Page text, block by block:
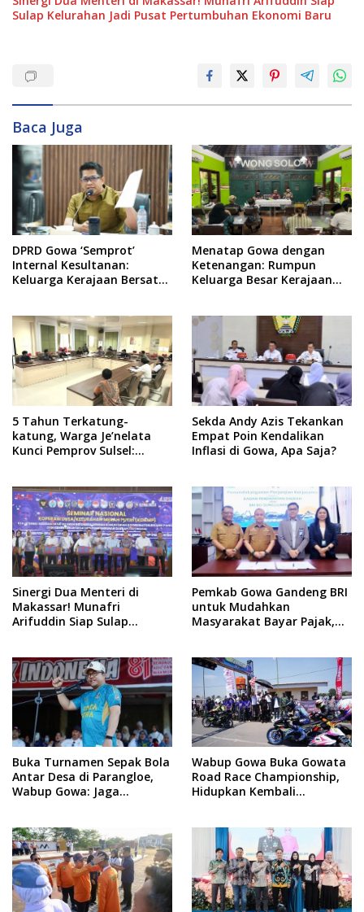
Sulap Kelurahan Jadi Pusat Pertumbuhan Ekonomi Baru
Baca Juga
DPRD Gowa ‘Semprot’
Internal Kesultanan:
Keluarga Kerajaan Bersatu
Menatap Gowa dengan
Ketenangan: Rumpun
Keluarga Besar Kerajaan
Jalur Musyawarah,
Ingatkan Soal Adat dan
Adab
5 Tahun Terkatung-
katung, Warga Je’nelata
Kunci Pemprov Sulsel:
Sekda Andy Azis Tekankan
Empat Poin Kendalikan
Inflasi di Gowa, Apa Saja?
Sinergi Dua Menteri di
Makassar! Munafri
Arifuddin Siap Sulap
Baru
Pemkab Gowa Gandeng BRI
untuk Mudahkan
Masyarakat Bayar Pajak,
Buka Turnamen Sepak Bola
Antar Desa di Parangloe,
Wabup Gowa: Jaga
Wabup Gowa Buka Gowata
Road Race Championship,
Hidupkan Kembali